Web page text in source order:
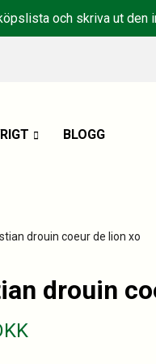
och skriva ut den
BLOGG
drouin coeur de lion xo
drouin